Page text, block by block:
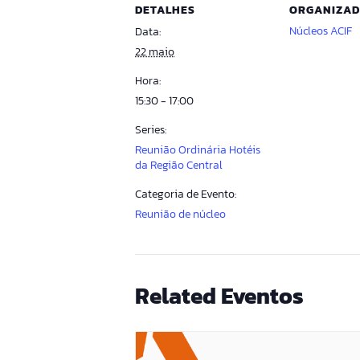
DETALHES
Data:
22 maio
Hora:
15:30 - 17:00
Series:
Reunião Ordinária Hotéis
da Região Central
Categoria de Evento:
Reunião de núcleo
Núcleos ACIF
Related Eventos